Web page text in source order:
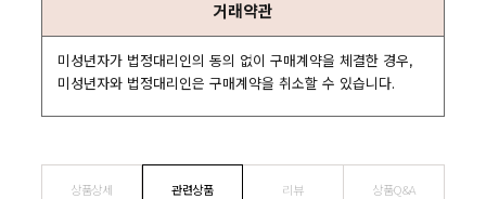
거래약관
미성년자가 법정대리인의 동의 없이 구매계약을 체결한 경우,
미성년자와 법정대리인은 구매계약을 취소할 수 있습니다.
상품상세 관련상품 리뷰 상품Q&A